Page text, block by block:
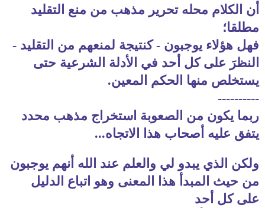
أن الكلام محله تحرير مذهب من منع التقليد
مطلقا؛
فهل هؤلاء يوجبون - كنتيجة لمنعهم من التقليد -
النظرَ على كل أحد في الأدلة الشرعية حتى
يستخلص منها الحكم المعين.
----------
ربما يكون من الصعوبة استخراج مذهب محدد
يتفق عليه أصحاب هذا الاتجاه...
ولكن الذي يبدو لي والعلم عند الله أنهم يوجبون
من حيث المبدأ هذا المعنى وهو اتباع الدليل
على كل أحد